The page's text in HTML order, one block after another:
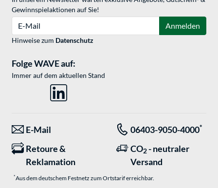
Gewinnspielaktionen auf Sie!
Anmelden
Hinweise zum Datenschutz
Folge WAVE auf:
Immer auf dem aktuellen Stand
E-Mail 06403-9050-4000*
Retoure &
Reklamation
CO2 - neutraler
Versand
*Aus dem deutschem Festnetz zum Ortstarif erreichbar.